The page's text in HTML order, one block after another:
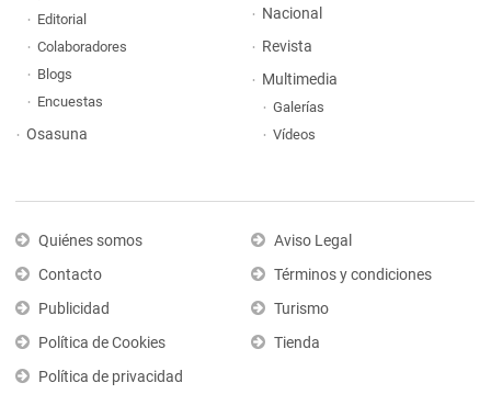
Editorial
Colaboradores
Blogs
Encuestas
Osasuna
Nacional
Revista
Multimedia
Galerías
Vídeos
Quiénes somos
Contacto
Publicidad
Política de Cookies
Política de privacidad
Aviso Legal
Términos y condiciones
Turismo
Tienda